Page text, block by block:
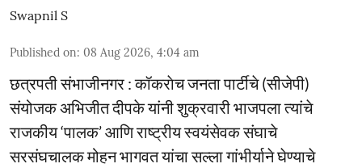
Swapnil S
Published on: 08 Aug 2026, 4:04 am
छत्रपती संभाजीनगर : कॉकराेच जनता पार्टीचे (सीजेपी)
संयोजक अभिजीत दीपके यांनी शुक्रवारी भाजपला त्यांचे
राजकीय ‘पालक’ आणि राष्ट्रीय स्वयंसेवक संघाचे
सरसंघचालक मोहन भागवत यांचा सल्ला गांभीर्याने घेण्याचे